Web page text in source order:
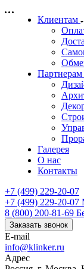
Клиентам
Партнерам
Галерея
О нас
Контакты
+7 (499) 229-20-07
+7 (499) 229-20-07
8 (800) 200-81-69
Заказать звонок
E-mail
info@klinker.ru
Адрес